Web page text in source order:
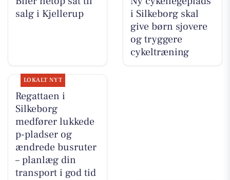
salg i Kjellerup
i Silkeborg skal
give børn sjovere
og tryggere
cykeltræning
LOKALT NYT
Regattaen i
Silkeborg
medfører lukkede
p-pladser og
ændrede busruter
– planlæg din
transport i god tid